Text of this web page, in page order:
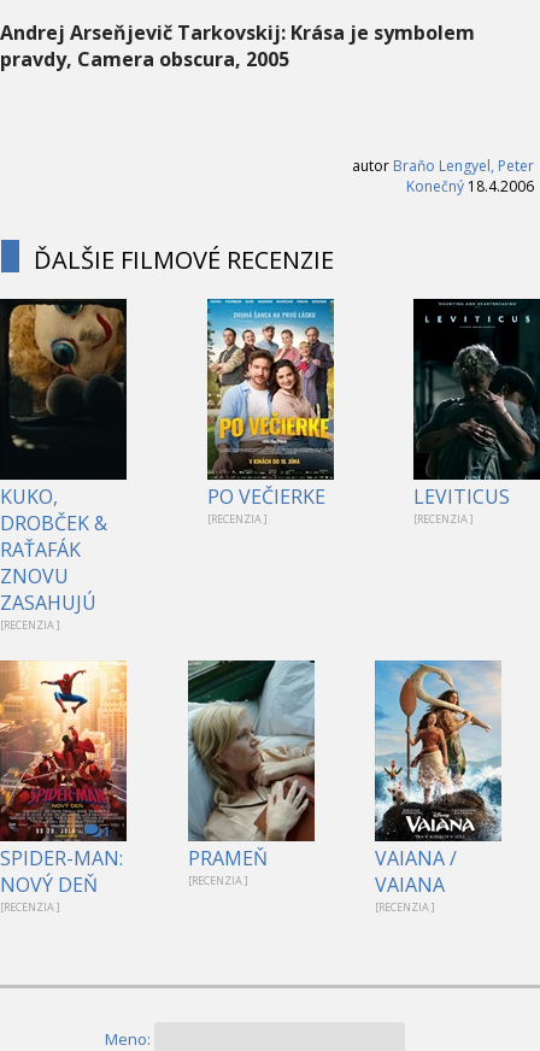
Andrej Arseňjevič Tarkovskij: Krása je symbolem
pravdy, Camera obscura, 2005
autor Braňo Lengyel, Peter
Konečný 18.4.2006
ĎALŠIE FILMOVÉ RECENZIE
KUKO,
DROBČEK &
RAŤAFÁK
ZNOVU
ZASAHUJÚ
[RECENZIA ]
PO VEČIERKE
[RECENZIA ]
LEVITICUS
[RECENZIA ]
1
SPIDER-MAN:
NOVÝ DEŇ
[RECENZIA ]
PRAMEŇ
[RECENZIA ]
VAIANA /
VAIANA
[RECENZIA ]
Meno: